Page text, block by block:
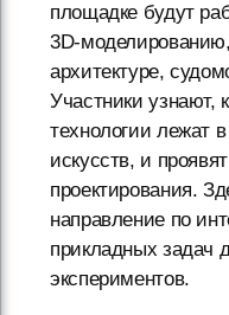
площадке будут
3D-
архитектуре,
Участники узнают,
технологии лежат
искусств, и
проектирования.
направление по
прикладных задач
экспериментов.